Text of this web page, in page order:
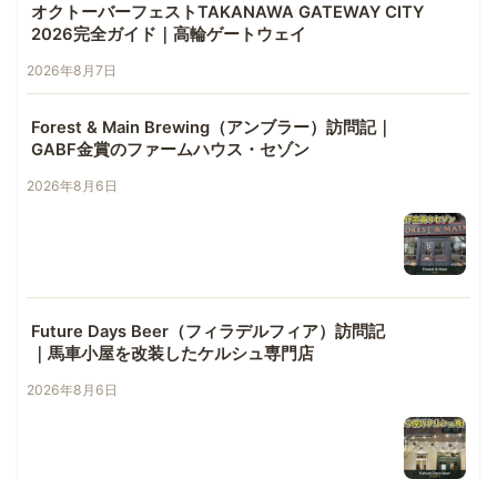
オクトーバーフェストTAKANAWA GATEWAY CITY
2026完全ガイド｜高輪ゲートウェイ
2026年8月7日
Forest & Main Brewing（アンブラー）訪問記｜
GABF金賞のファームハウス・セゾン
2026年8月6日
Future Days Beer（フィラデルフィア）訪問記
｜馬車小屋を改装したケルシュ専門店
2026年8月6日